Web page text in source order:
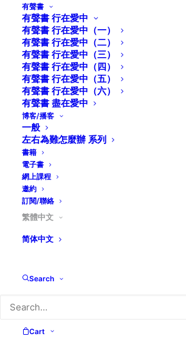
有聲書
有聲書 行在愛中
有聲書 行在愛中（一）
有聲書 行在愛中（二）
有聲書 行在愛中（三）
有聲書 行在愛中（四）
有聲書 行在愛中（五）
有聲書 行在愛中（六）
有聲書 盡在愛中
博客/播客
一般
左右為難怎麼辦 系列
書籍
電子書
網上課程
邀約
訂閱/聯絡
繁體中文
简体中文
Search
Cart
捨棄假我，活出真
邱清萍 著
2021.12.8.
她，不愁衣食，有兩個可愛的孩子，丈夫
舒適美麗的房子。一切都如此令人欣羨，
一個無法癒合的傷口。原來她的媽媽以賣
以後不能照顧她，從小她就像皮球一樣，
舅和姨媽家裡拋來拋去。長大以後，她想
親，卻都像海底撈針、毫無結果。她多次
她：「在我出生前的九個月，誰是你的顧
茫然的看著她，搖搖頭。她自己也不知道
的流；她仰天哭喊：神啊！誰是我的爸爸